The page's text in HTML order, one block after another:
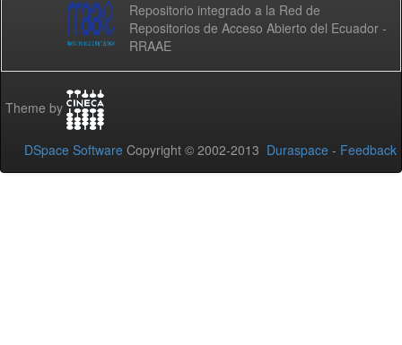
Repositorio integrado a la Red de
Repositorios de Acceso Abierto del Ecuador -
RRAAE
Theme by
DSpace Software Copyright © 2002-2013 Duraspace - Feedback